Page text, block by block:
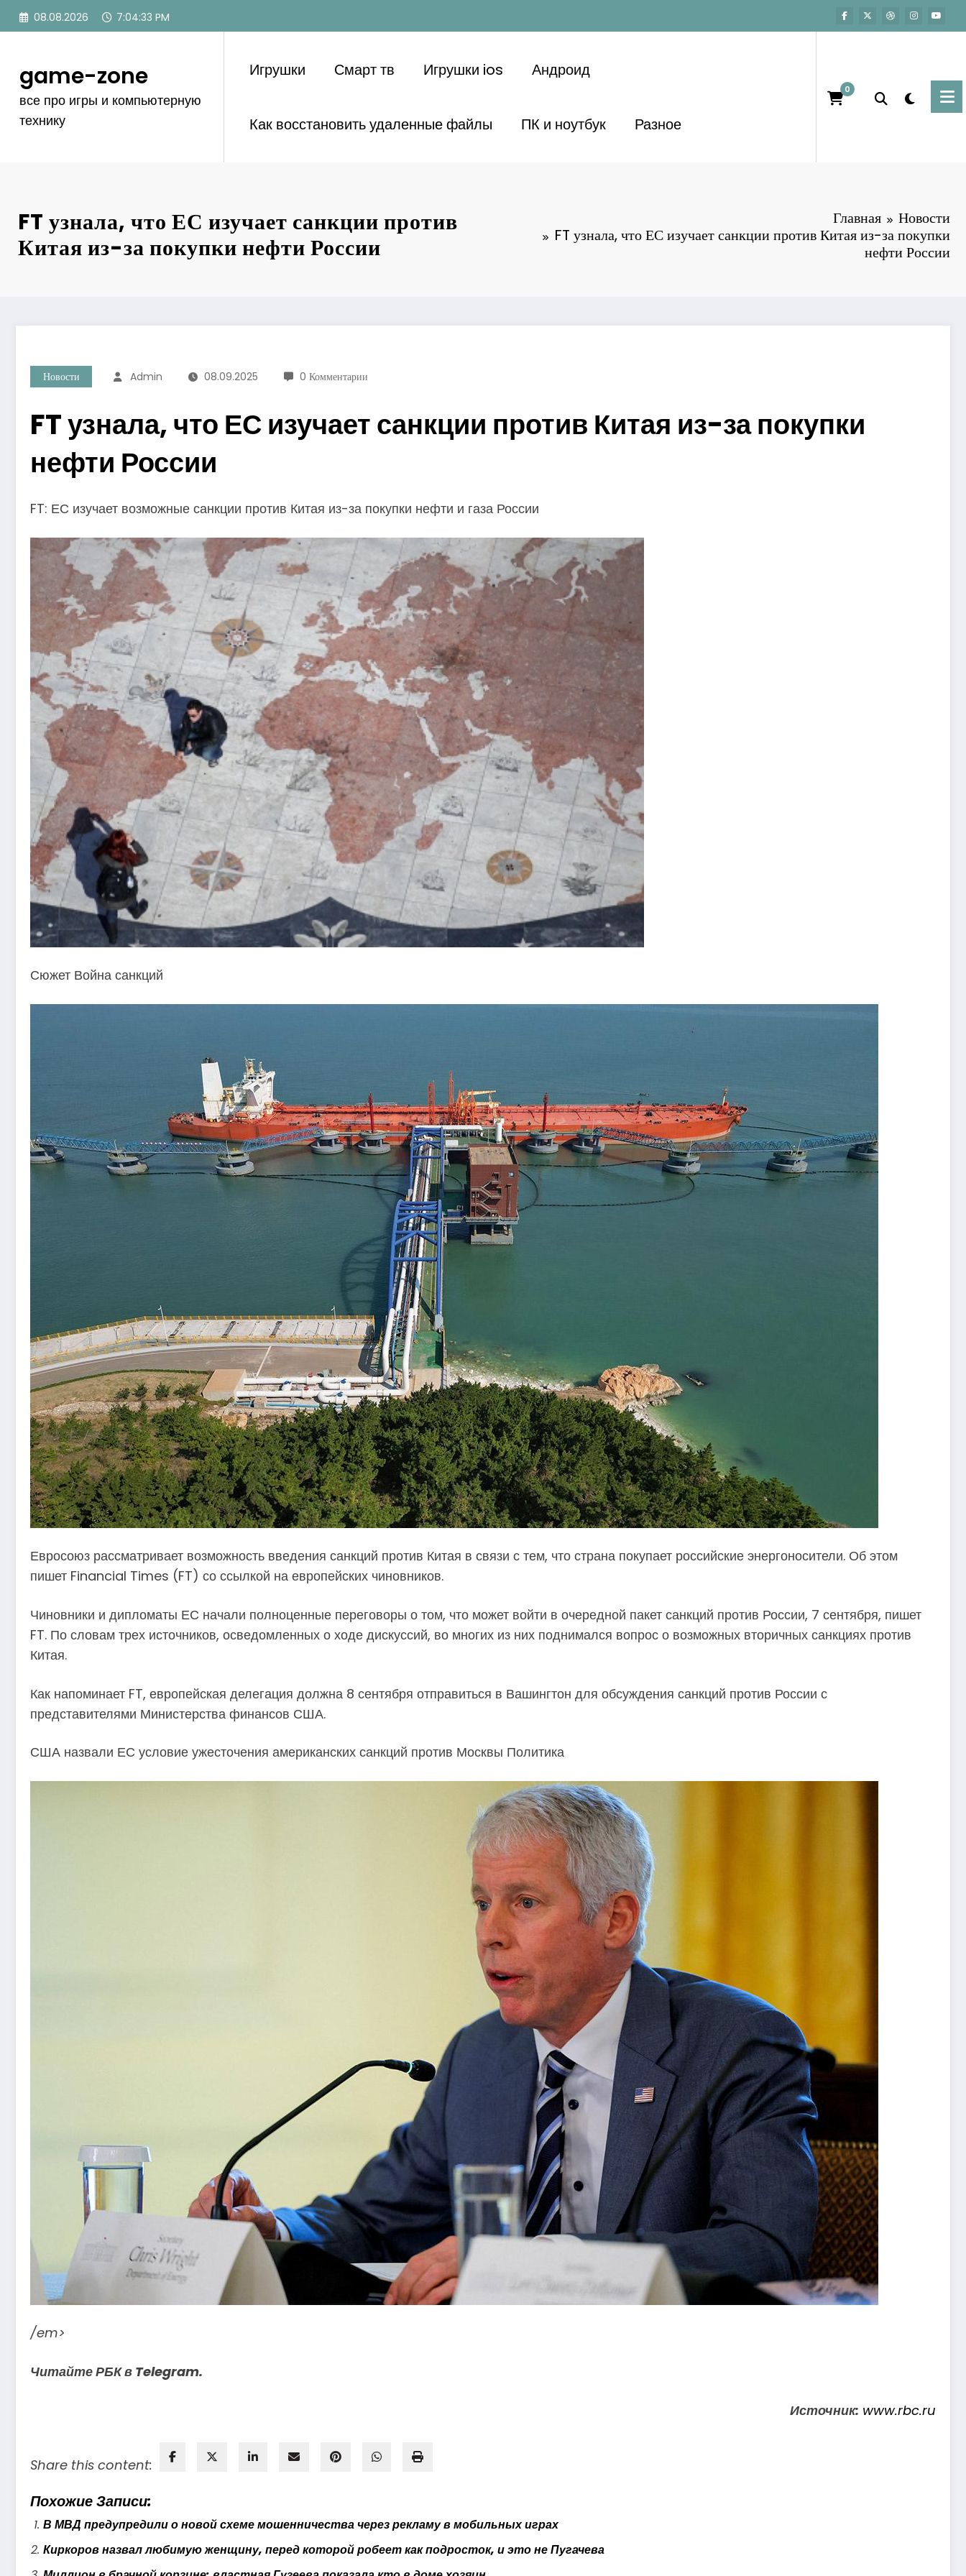
Перейти
08.08.2026 7:04:35 PM
game-zone
все про игры и компьютерную
технику
Игрушки Смарт тв Игрушки ios Андроид
Как восстановить удаленные файлы ПК и ноутбук Разное
0
FT узнала, что ЕС изучает санкции против
Китая из-за покупки нефти России
Главная
Новости
FT узнала, что ЕС изучает санкции против Китая из-за покупки
нефти России
Новости Admin 08.09.2025 0 Комментарии
FT узнала, что ЕС изучает санкции против Китая из-за покупки
нефти России
FT: ЕС изучает возможные санкции против Китая из-за покупки нефти и газа России
Сюжет Война санкций
Евросоюз рассматривает возможность введения санкций против Китая в связи с тем, что страна покупает российские энергоносители. Об этом
пишет Financial Times (FT) со ссылкой на европейских чиновников.
Чиновники и дипломаты ЕС начали полноценные переговоры о том, что может войти в очередной пакет санкций против России, 7 сентября, пишет
FT. По словам трех источников, осведомленных о ходе дискуссий, во многих из них поднимался вопрос о возможных вторичных санкциях против
Китая.
Как напоминает FT, европейская делегация должна 8 сентября отправиться в Вашингтон для обсуждения санкций против России с
представителями Министерства финансов США.
США назвали ЕС условие ужесточения американских санкций против Москвы Политика
/em>
Читайте РБК в Telegram.
Источник: www.rbc.ru
Share this content:
Похожие Записи:
В МВД предупредили о новой схеме мошенничества через рекламу в мобильных играх
Киркоров назвал любимую женщину, перед которой робеет как подросток, и это не Пугачева